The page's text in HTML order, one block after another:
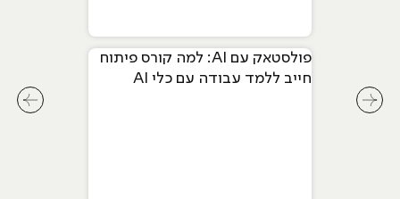
פולסטאק עם AI: למה קורס פיתוח
חייב ללמד עבודה עם כלי AI
לחץ לחץ לשיקופית קודמת בסליידר מאמרים